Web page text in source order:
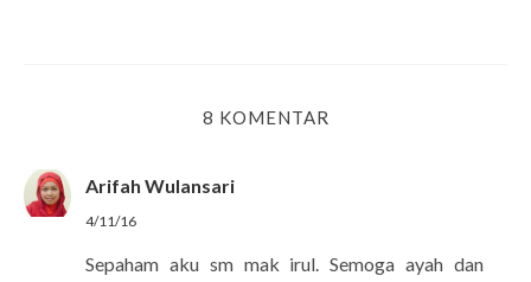
8 KOMENTAR
Arifah Wulansari
4/11/16
Sepaham aku sm mak irul. Semoga ayah dan